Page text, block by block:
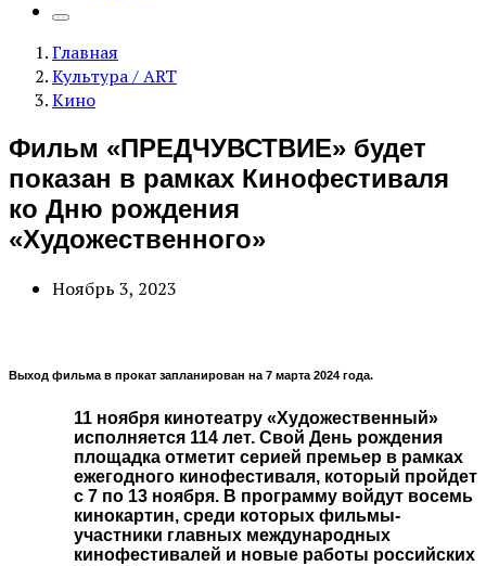
Главная
Культура / ART
Кино
Фильм «ПРЕДЧУВСТВИЕ» будет
показан в рамках Кинофестиваля
ко Дню рождения
«Художественного»
Ноябрь 3, 2023
Выход фильма в прокат запланирован на 7 марта 2024 года.
11 ноября кинотеатру «Художественный»
исполняется 114 лет. Свой День рождения
площадка отметит серией премьер в рамках
ежегодного кинофестиваля, который пройдет
с 7 по 13 ноября. В программу войдут восемь
кинокартин, среди которых фильмы-
участники главных международных
кинофестивалей и новые работы российских